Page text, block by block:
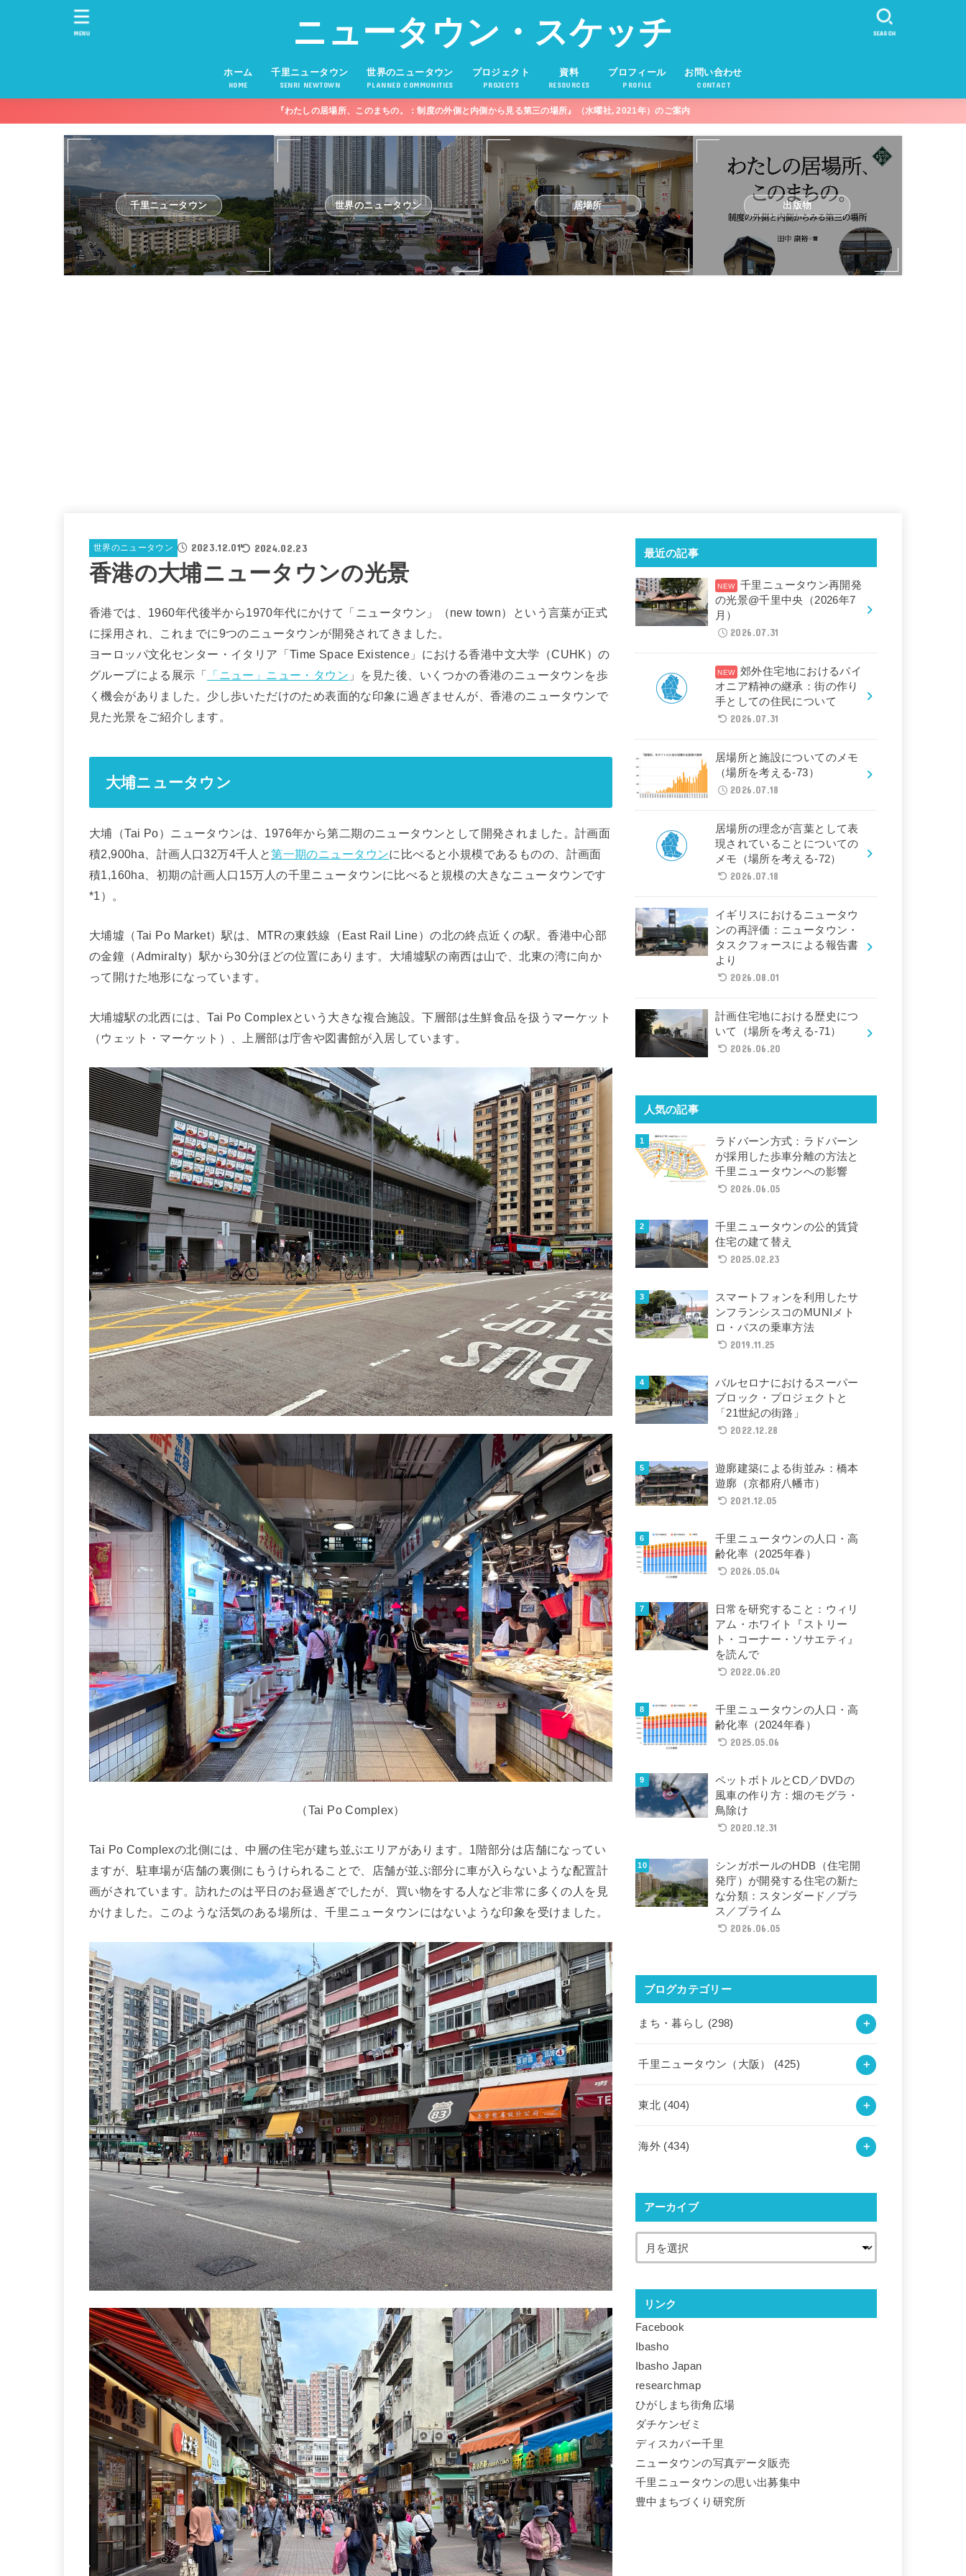
ニュータウン・スケッチ
ホーム
HOME
千里ニュータウン
SENRI NEWTOWN
世界のニュータウン
PLANNED COMMUNITIES
プロジェクト
PROJECTS
資料
RESOURCES
プロフィール
PROFILE
お問い合わせ
CONTACT
SEARCH
MENU
『わたしの居場所、このまちの。：制度の外側と内側から見る第三の場所』（水曜社, 2021年）のご案内
千里ニュータウン 世界のニュータウン 居場所 出版物
世界のニュータウン 2023.12.01 2024.02.23
香港の大埔ニュータウンの光景
香港では、1960年代後半から1970年代にかけて「ニュータウン」（new town）という言葉が正式
に採用され、これまでに9つのニュータウンが開発されてきました。
ヨーロッパ文化センター・イタリア「Time Space Existence」における香港中文大学（CUHK）の
グループによる展示「 「ニュー」ニュー・タウン 」を見た後、いくつかの香港のニュータウンを歩
く機会がありました。少し歩いただけのため表面的な印象に過ぎませんが、香港のニュータウンで
見た光景をご紹介します。
大埔ニュータウン
大埔（Tai Po）ニュータウンは、1976年から第二期のニュータウンとして開発されました。計画面
積2,900ha、計画人口32万4千人と第一期のニュータウンに比べると小規模であるものの、計画面
積1,160ha、初期の計画人口15万人の千里ニュータウンに比べると規模の大きなニュータウンです
*1）。
大埔墟（Tai Po Market）駅は、MTRの東鉄線（East Rail Line）の北の終点近くの駅。香港中心部
の金鐘（Admiralty）駅から30分ほどの位置にあります。大埔墟駅の南西は山で、北東の湾に向か
って開けた地形になっています。
大埔墟駅の北西には、Tai Po Complexという大きな複合施設。下層部は生鮮食品を扱うマーケット
（ウェット・マーケット）、上層部は庁舎や図書館が入居しています。
（Tai Po Complex）
Tai Po Complexの北側には、中層の住宅が建ち並ぶエリアがあります。1階部分は店舗になってい
ますが、駐車場が店舗の裏側にもうけられることで、店舗が並ぶ部分に車が入らないような配置計
画がされています。訪れたのは平日のお昼過ぎでしたが、買い物をする人など非常に多くの人を見
かけました。このような活気のある場所は、千里ニュータウンにはないような印象を受けました。
最近の記事
千里ニュータウン再開発
の光景@千里中央（2026年7
月）
2026.07.31
郊外住宅地におけるパイ
オニア精神の継承：街の作り
手としての住民について
2026.07.31
居場所と施設についてのメモ
（場所を考える-73）
2026.07.18
居場所の理念が言葉として表
現されていることについての
メモ（場所を考える-72）
2026.07.18
イギリスにおけるニュータウ
ンの再評価：ニュータウン・
タスクフォースによる報告書
より
2026.08.01
計画住宅地における歴史につ
いて（場所を考える-71）
2026.06.20
人気の記事
ラドバーン方式：ラドバーン
が採用した歩車分離の方法と
千里ニュータウンへの影響
2026.06.05
千里ニュータウンの公的賃貸
住宅の建て替え
2025.02.23
スマートフォンを利用したサ
ンフランシスコのMUNIメト
ロ・バスの乗車方法
2019.11.25
バルセロナにおけるスーパー
ブロック・プロジェクトと
「21世紀の街路」
2022.12.28
遊廓建築による街並み：橋本
遊廓（京都府八幡市）
2021.12.05
千里ニュータウンの人口・高
齢化率（2025年春）
2026.05.04
日常を研究すること：ウィリ
アム・ホワイト『ストリー
ト・コーナー・ソサエティ』
を読んで
2022.06.20
千里ニュータウンの人口・高
齢化率（2024年春）
2025.05.06
ペットボトルとCD／DVDの
風車の作り方：畑のモグラ・
鳥除け
2020.12.31
シンガポールのHDB（住宅開
発庁）が開発する住宅の新た
な分類：スタンダード／プラ
ス／プライム
2026.06.05
ブログカテゴリー
まち・暮らし (298)
千里ニュータウン（大阪） (425)
東北 (404)
海外 (434)
アーカイブ
リンク
Facebook
Ibasho
Ibasho Japan
researchmap
ひがしまち街角広場
ダチケンゼミ
ディスカバー千里
ニュータウンの写真データ販売
千里ニュータウンの思い出募集中
豊中まちづくり研究所